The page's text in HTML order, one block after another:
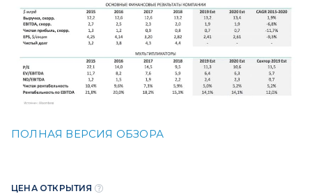
ПОЛНАЯ ВЕРСИЯ ОБЗОРА
ЦЕНА ОТКРЫТИЯ